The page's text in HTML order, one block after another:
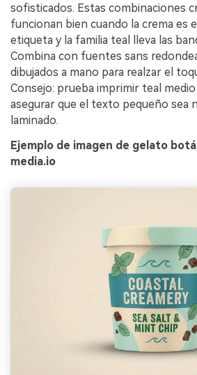
sofisticados. Estas combinaciones
funcionan bien cuando la crema es
etiqueta y la familia teal lleva las
Combina con fuentes sans
dibujados a mano para realzar el
Consejo: prueba imprimir teal
asegurar que el texto pequeño sea
laminado.
Ejemplo de imagen de gelato
media.io